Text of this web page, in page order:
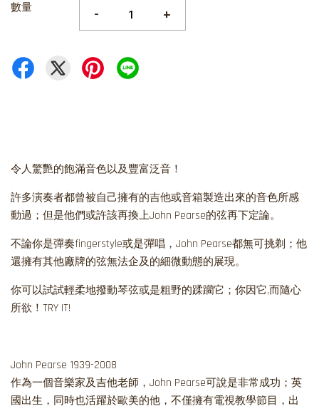
數量 - +
令人驚艷的飽滿音色以及豐富泛音！
許多演奏者都曾被自己擁有的吉他或音箱製造出來的音色所感
動過；但是他們或許該再換上John Pearse的弦再下定論。
不論你是彈奏fingerstyle或是彈唱，John Pearse都無可挑剃；他
還擁有其他廠牌的弦無法企及的細微動態的展現。
你可以試試輕柔地撥動琴弦或是粗野的蹂躪它；你因它,而隨心
所欲！TRY IT!
John Pearse 1939-2008
作為一個音樂家及吉他老師，John Pearse可說是非常成功；英
國出生，同時也活躍於歐美的他，不僅擁有電視教學節目，出